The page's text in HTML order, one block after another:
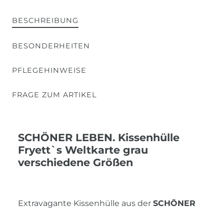
BESCHREIBUNG
BESONDERHEITEN
PFLEGEHINWEISE
FRAGE ZUM ARTIKEL
SCHÖNER LEBEN. Kissenhülle
Fryett`s Weltkarte grau
verschiedene Größen
Extravagante Kissenhülle aus der SCHÖNER